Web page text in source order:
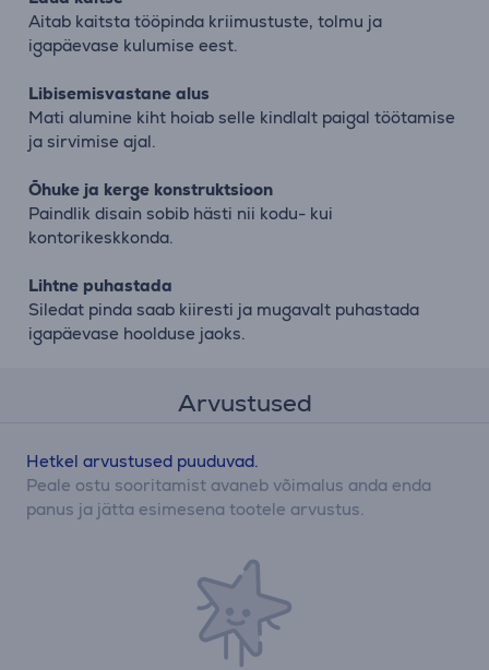
Aitab kaitsta tööpinda kriimustuste, tolmu ja
igapäevase kulumise eest.
Libisemisvastane alus
Mati alumine kiht hoiab selle kindlalt paigal töötamise
ja sirvimise ajal.
Õhuke ja kerge konstruktsioon
Paindlik disain sobib hästi nii kodu- kui
kontorikeskkonda.
Lihtne puhastada
Siledat pinda saab kiiresti ja mugavalt puhastada
igapäevase hoolduse jaoks.
Arvustused
Hetkel arvustused puuduvad.
Peale ostu sooritamist avaneb võimalus anda enda
panus ja jätta esimesena tootele arvustus.